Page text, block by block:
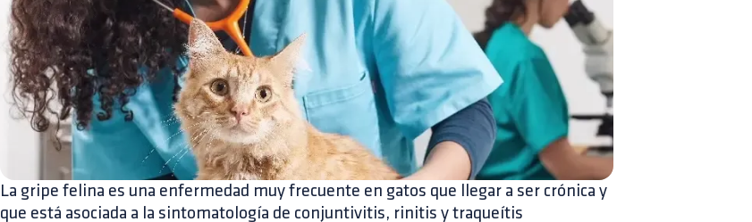
La gripe felina es una enfermedad muy frecuente en gatos que llegar a ser crónica y
que está asociada a la sintomatología de conjuntivitis, rinitis y traqueítis